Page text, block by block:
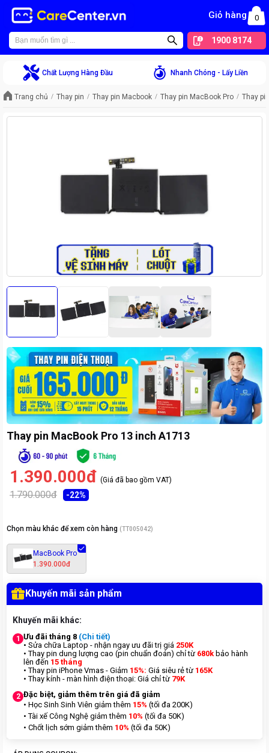
Giỏ hàng 0
1900 8174
Chất Lượng Hàng Đầu Nhanh Chóng - Lấy Liền
Trang chủ Thay pin Thay pin Macbook Thay pin MacBook Pro Thay
Thay pin MacBook Pro 13 inch A1713
1.390.000đ (Giá đã bao gồm VAT)
1.790.000đ -22%
Chọn màu khác để xem còn hàng (TT005042)
MacBook Pro
1.390.000đ
Khuyến mãi sản phẩm
Khuyến mãi khác:
1 Ưu đãi tháng 8 (Chi tiết)
• Sửa chữa Laptop - nhận ngay ưu đãi trị giá 250K
• Thay pin dung lượng cao (pin chuẩn đoán) chỉ từ 680k bảo hành
lên đến 15 tháng
• Thay pin iPhone Vmas - Giảm 15%: Giá siêu rẻ từ 165K
• Thay kính - màn hình điện thoại: Giá chỉ từ 79K
2 Đặc biệt, giảm thêm trên giá đã giảm
• Học Sinh Sinh Viên giảm thêm 15% (tối đa 200K)
• Tài xế Công Nghệ giảm thêm 10% (tối đa 50K)
• Chốt lịch sớm giảm thêm 10% (tối đa 50K)